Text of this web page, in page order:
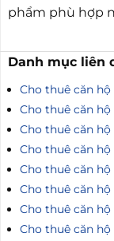
phẩm phù hợp
Danh mục liên
Cho thuê căn
Cho thuê căn hộ
Cho thuê căn
Cho thuê căn
Cho thuê căn
Cho thuê căn
Cho thuê căn hộ
Cho thuê căn hộ